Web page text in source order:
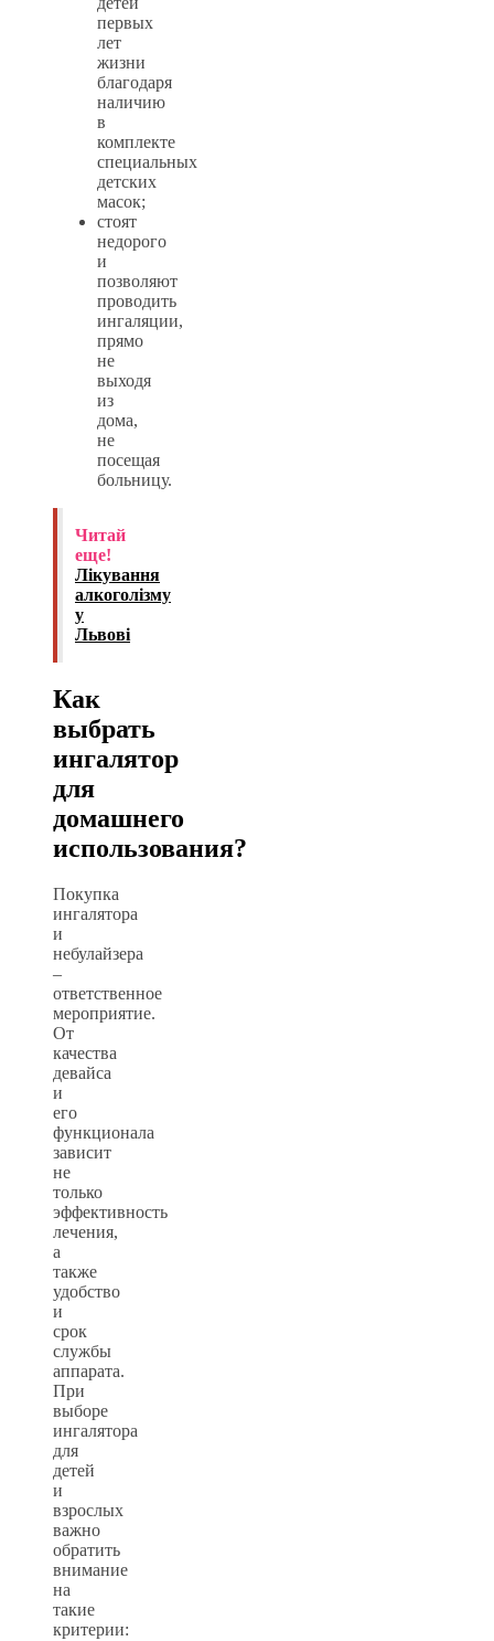
первых
лет
жизни
благодаря
наличию
в
комплекте
специальных
детских
масок;
стоят
недорого
и
позволяют
проводить
ингаляции,
прямо
не
выходя
из
дома,
не
посещая
больницу.
Читай
еще!
Лікування
алкоголізму
у
Львові
Как
выбрать
ингалятор
для
домашнего
использования?
Покупка
ингалятора
и
небулайзера
–
ответственное
мероприятие.
От
качества
девайса
и
его
функционала
зависит
не
только
эффективность
лечения,
а
также
удобство
и
срок
службы
аппарата.
При
выборе
ингалятора
для
детей
и
взрослых
важно
обратить
внимание
на
такие
критерии: